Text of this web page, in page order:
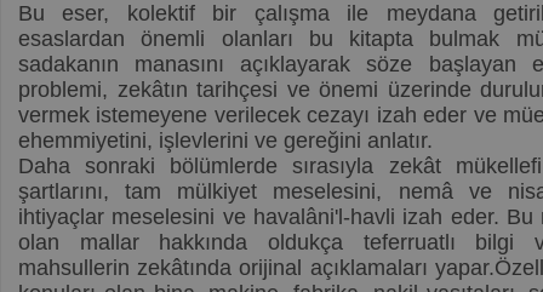
Bu eser, kolektif bir çalışma ile meydana
esaslardan önemli olanları bu kitapta bulmak
sadakanın manasını açıklayarak söze başlayan
problemi, zekâtın tarihçesi ve önemi üzerinde
vermek istemeyene verilecek cezayı izah eder ve
ehemmiyetini, işlevlerini ve gereğini anlatır.
Daha sonraki bölümlerde sırasıyla zekât
şartlarını, tam mülkiyet meselesini, nemâ ve
ihtiyaçlar meselesini ve havalâni'l-havli izah eder.
olan mallar hakkında oldukça teferruatlı bilgi
mahsullerin zekâtında orijinal açıklamaları